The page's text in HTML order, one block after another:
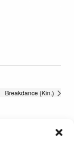
Breakdance (Kin.)